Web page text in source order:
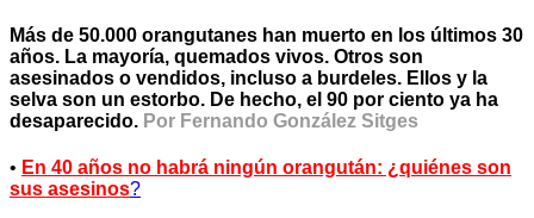
Más de 50.000 orangutanes han muerto en los últimos 30
años. La mayoría, quemados vivos. Otros son
asesinados o vendidos, incluso a burdeles. Ellos y la
selva son un estorbo. De hecho, el 90 por ciento ya ha
desaparecido. Por Fernando González Sitges
• En 40 años no habrá ningún orangután: ¿quiénes son
sus asesinos?